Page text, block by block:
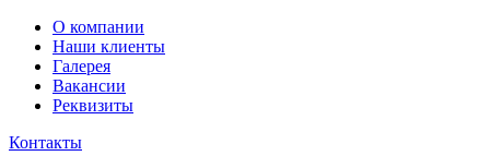
О компании
Наши клиенты
Галерея
Вакансии
Реквизиты
Контакты